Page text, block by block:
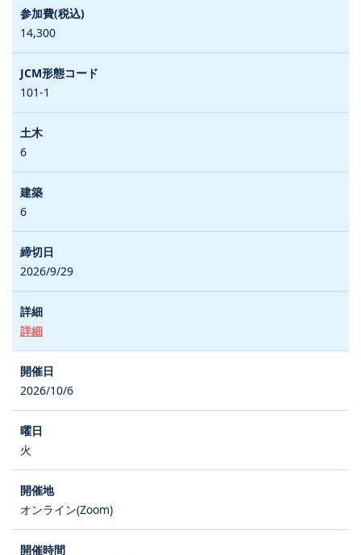
14,300
101-1
6
6
2026/9/29
詳細
2026/10/6
火
オンライン(Zoom)